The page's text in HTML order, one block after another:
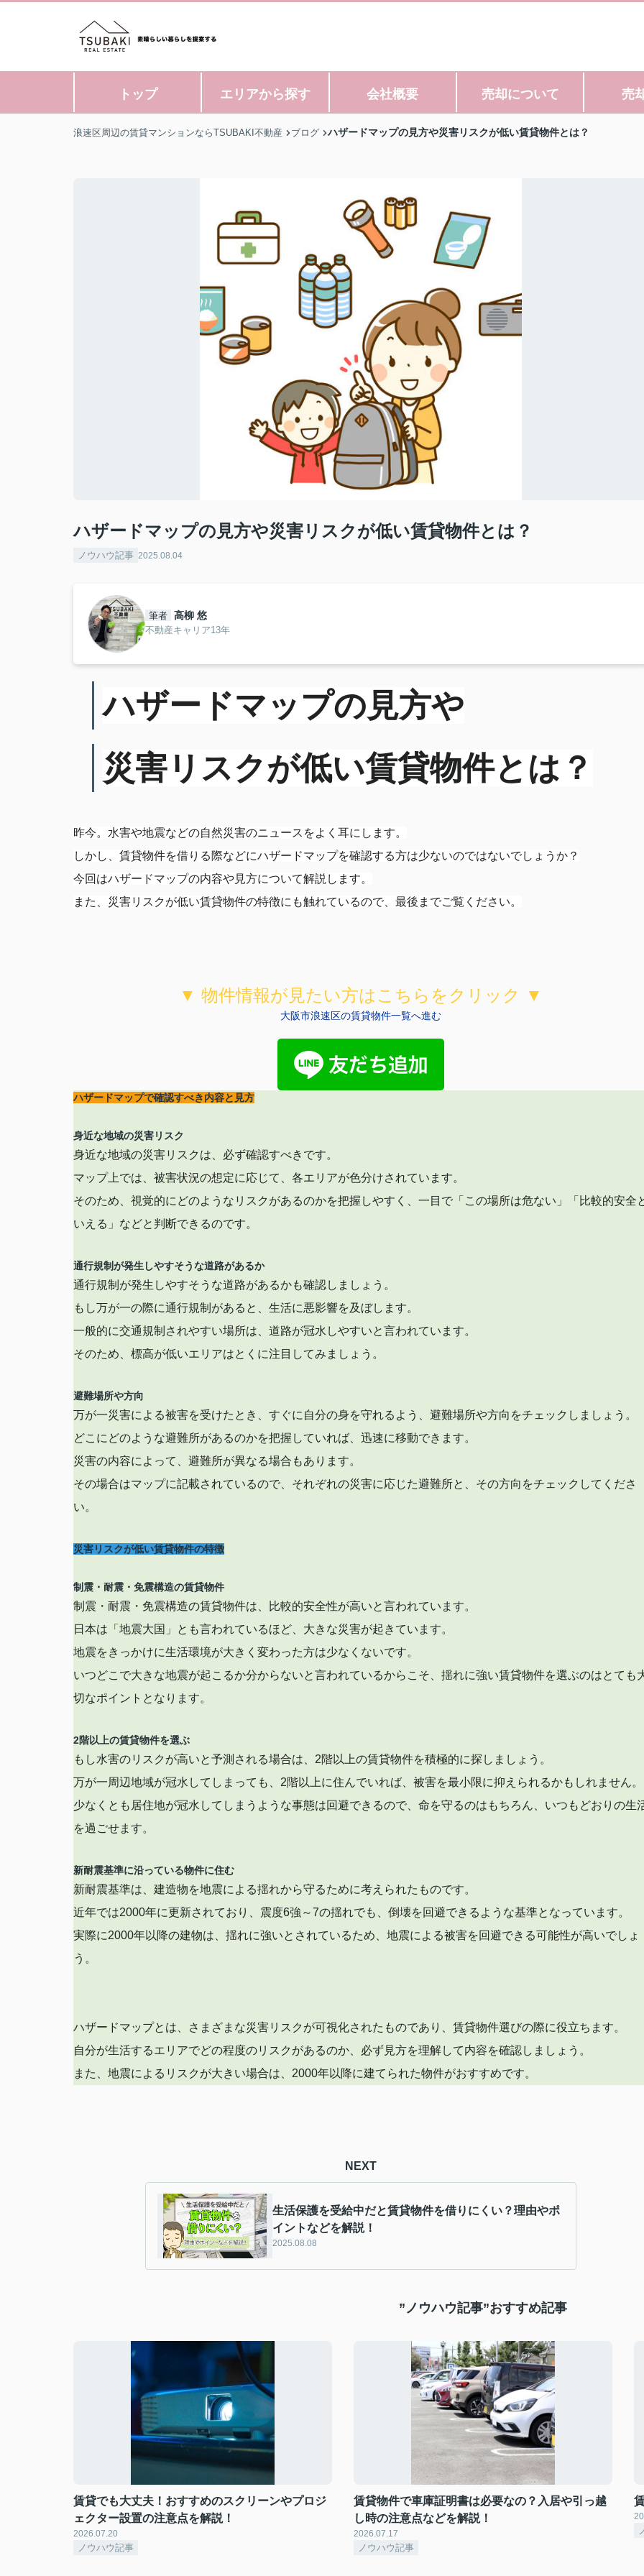
トップ エリアから探す 会社概要 売却について 売
浪速区周辺の賃貸マンションならTSUBAKI不動産 ブログ ハザードマップの見方や災害リスクが低い賃貸物件とは？
ハザードマップの見方や災害リスクが低い賃貸物件とは？
ノウハウ記事 2025.08.04
筆者 高柳 悠
不動産キャリア13年
ハザードマップの見方や
災害リスクが低い賃貸物件とは？
昨今。水害や地震などの自然災害のニュースをよく耳にします。
しかし、賃貸物件を借りる際などにハザードマップを確認する方は少ないのではないでしょうか？
今回はハザードマップの内容や見方について解説します。
また、災害リスクが低い賃貸物件の特徴にも触れているので、最後までご覧ください。
▼ 物件情報が見たい方はこちらをクリック ▼
大阪市浪速区の賃貸物件一覧へ進む
ハザードマップで確認すべき内容と見方
身近な地域の災害リスク
身近な地域の災害リスクは、必ず確認すべきです。
マップ上では、被害状況の想定に応じて、各エリアが色分けされています。
そのため、視覚的にどのようなリスクがあるのかを把握しやすく、一目で「この場所は危ない」「比較的安全
いえる」などと判断できるのです。
通行規制が発生しやすそうな道路があるか
通行規制が発生しやすそうな道路があるかも確認しましょう。
もし万が一の際に通行規制があると、生活に悪影響を及ぼします。
一般的に交通規制されやすい場所は、道路が冠水しやすいと言われています。
そのため、標高が低いエリアはとくに注目してみましょう。
避難場所や方向
万が一災害による被害を受けたとき、すぐに自分の身を守れるよう、避難場所や方向をチェックしましょう。
どこにどのような避難所があるのかを把握していれば、迅速に移動できます。
災害の内容によって、避難所が異なる場合もあります。
その場合はマップに記載されているので、それぞれの災害に応じた避難所と、その方向をチェックしてくださ
い。
災害リスクが低い賃貸物件の特徴
制震・耐震・免震構造の賃貸物件
制震・耐震・免震構造の賃貸物件は、比較的安全性が高いと言われています。
日本は「地震大国」とも言われているほど、大きな災害が起きています。
地震をきっかけに生活環境が大きく変わった方は少なくないです。
いつどこで大きな地震が起こるか分からないと言われているからこそ、揺れに強い賃貸物件を選ぶのはとても
切なポイントとなります。
2階以上の賃貸物件を選ぶ
もし水害のリスクが高いと予測される場合は、2階以上の賃貸物件を積極的に探しましょう。
万が一周辺地域が冠水してしまっても、2階以上に住んでいれば、被害を最小限に抑えられるかもしれません。
少なくとも居住地が冠水してしまうような事態は回避できるので、命を守るのはもちろん、いつもどおりの生
を過ごせます。
新耐震基準に沿っている物件に住む
新耐震基準は、建造物を地震による揺れから守るために考えられたものです。
近年では2000年に更新されており、震度6強～7の揺れでも、倒壊を回避できるような基準となっています。
実際に2000年以降の建物は、揺れに強いとされているため、地震による被害を回避できる可能性が高いでしょ
う。
ハザードマップとは、さまざまな災害リスクが可視化されたものであり、賃貸物件選びの際に役立ちます。
自分が生活するエリアでどの程度のリスクがあるのか、必ず見方を理解して内容を確認しましょう。
また、地震によるリスクが大きい場合は、2000年以降に建てられた物件がおすすめです。
NEXT
生活保護を受給中だと賃貸物件を借りにくい？理由やポ
イントなどを解説！
2025.08.08
”ノウハウ記事”おすすめ記事
賃貸でも大丈夫！おすすめのスクリーンやプロジ
ェクター設置の注意点を解説！
2026.07.20
ノウハウ記事
賃貸物件で車庫証明書は必要なの？入居や引っ越
し時の注意点などを解説！
2026.07.17
ノウハウ記事